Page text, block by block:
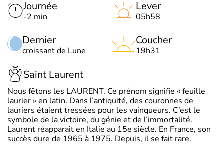
Journée
-2 min
Dernier
croissant de Lune
Lever
05h58
Coucher
19h31
Saint Laurent
Nous fêtons les LAURENT. Ce prénom signifie « feuille
laurier » en latin. Dans l’antiquité, des couronnes de
lauriers étaient tressées pour les vainqueurs. C’est le
symbole de la victoire, du génie et de l’immortalité.
Laurent réapparait en Italie au 15e siècle. En France, son
succès dure de 1965 à 1975. Depuis, il se fait rare.